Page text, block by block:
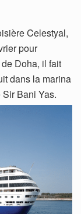
Celestyal,
pour
Doha, il fait
dans la marina
Sir Bani Yas.